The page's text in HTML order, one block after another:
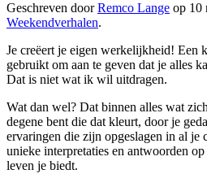
Geschreven doorRemco Lange op 10
Weekendverhalen.
Je creëert je eigen werkelijkheid! Een
gebruikt om aan te geven dat je alles
Dat is niet wat ik wil uitdragen.
Wat dan wel? Dat binnen alles wat
degene bent die dat kleurt, door je
ervaringen die zijn opgeslagen in al je
unieke interpretaties en antwoorden
leven je biedt.